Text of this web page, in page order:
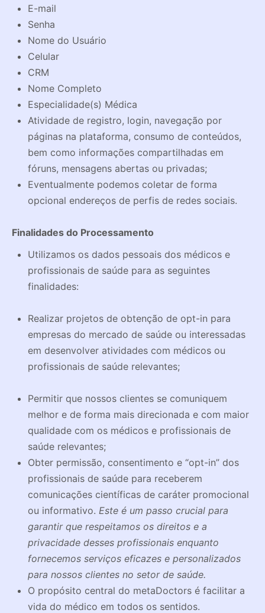
E-mail
Senha
Nome do Usuário
Celular
CRM
Nome Completo
Especialidade(s) Médica
Atividade de registro, login, navegação por
páginas na plataforma, consumo de conteúdos,
bem como informações compartilhadas em
fóruns, mensagens abertas ou privadas;
Eventualmente podemos coletar de forma
opcional endereços de perfis de redes sociais.
Finalidades do Processamento
Utilizamos os dados pessoais dos médicos e
profissionais de saúde para as seguintes
finalidades:
Realizar projetos de obtenção de opt-in para
empresas do mercado de saúde ou interessadas
em desenvolver atividades com médicos ou
profissionais de saúde relevantes;
Permitir que nossos clientes se comuniquem
melhor e de forma mais direcionada e com maior
qualidade com os médicos e profissionais de
saúde relevantes;
Obter permissão, consentimento e “opt-in” dos
profissionais de saúde para receberem
comunicações científicas de caráter promocional
ou informativo. Este é um passo crucial para
garantir que respeitamos os direitos e a
privacidade desses profissionais enquanto
fornecemos serviços eficazes e personalizados
para nossos clientes no setor de saúde.
O propósito central do metaDoctors é facilitar a
vida do médico em todos os sentidos.